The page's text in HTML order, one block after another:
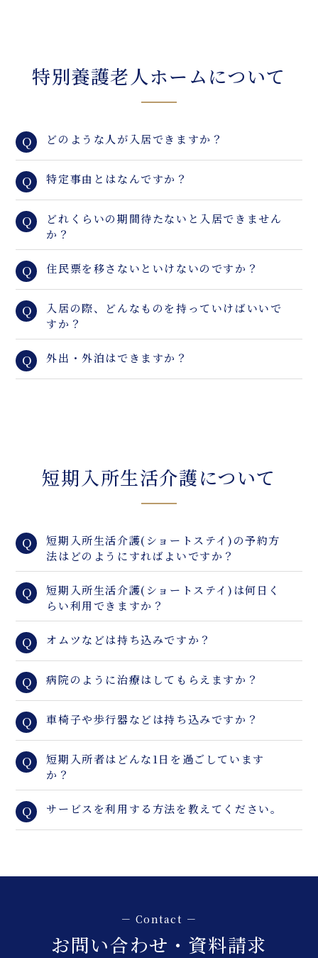
特別養護老人ホームについて
Q どのような人が入居できますか？
Q 特定事由とはなんですか？
Q
どれくらいの期間待たないと入居できません
か？
Q 住民票を移さないといけないのですか？
Q
入居の際、どんなものを持っていけばいいで
すか？
Q 外出・外泊はできますか？
短期入所生活介護について
Q
短期入所生活介護(ショートステイ)の予約方
法はどのようにすればよいですか？
Q
短期入所生活介護(ショートステイ)は何日く
らい利用できますか？
Q オムツなどは持ち込みですか？
Q 病院のように治療はしてもらえますか？
Q 車椅子や歩行器などは持ち込みですか？
Q
短期入所者はどんな1日を過ごしています
か？
Q サービスを利用する方法を教えてください。
お問い合わせ・資料請求